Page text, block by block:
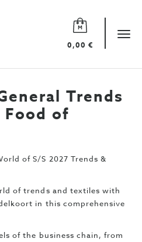
0,00 €
Trends
Food of
of S/S 2027 Trends &
of trends and textiles with
in this comprehensive
of the business chain, from